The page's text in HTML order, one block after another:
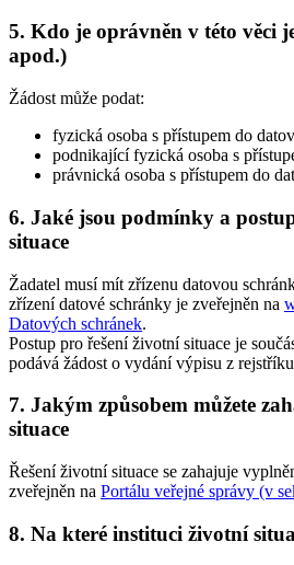
5. Kdo je oprávněn v této věci
apod.)
Žádost může podat:
fyzická osoba s přístupem do
podnikající fyzická osoba s
právnická osoba s přístupem do
6. Jaké jsou podmínky a
situace
Žadatel musí mít zřízenu datovou
zřízení datové schránky je zveřejněn na
Datových schránek.
Postup pro řešení životní situace je
podává žádost o vydání výpisu z
7. Jakým způsobem můžete
situace
Řešení životní situace se zahajuje
zveřejněn na Portálu veřejné správy (v
8. Na které instituci životní